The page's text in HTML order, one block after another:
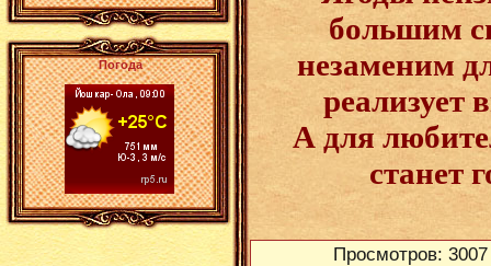
Погода
большим
незаменим
реализует
А для
станет
Просмотров: